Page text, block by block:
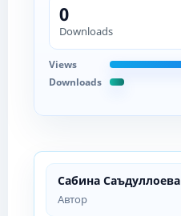
Сабина Саъдуллоева
Автор
0
Downloads
Views
Downloads